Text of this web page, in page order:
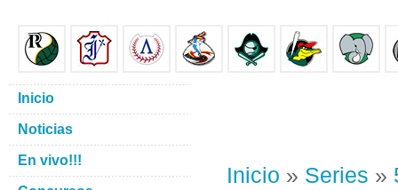
Inicio » Series »
Inicio
Noticias
En vivo!!!